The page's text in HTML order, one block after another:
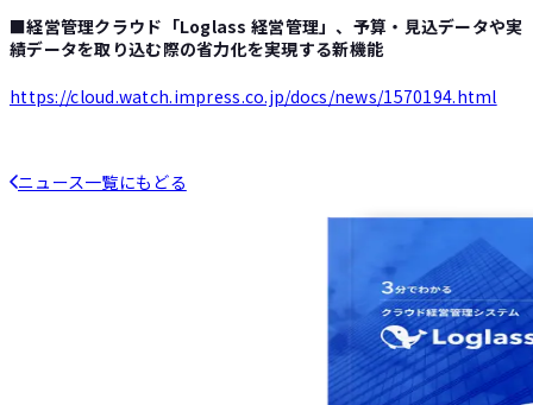
■経営管理クラウド「Loglass 経営管理」、予算・見込データや実
績データを取り込む際の省力化を実現する新機能
https://cloud.watch.impress.co.jp/docs/news/1570194.html
ニュース一覧にもどる